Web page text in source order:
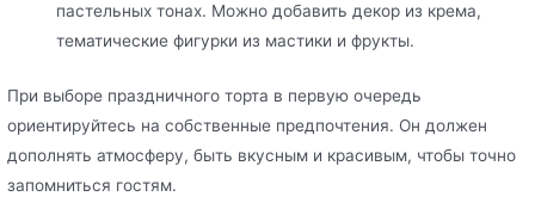
пастельных тонах. Можно добавить декор из крема,
тематические фигурки из мастики и фрукты.
При выборе праздничного торта в первую очередь
ориентируйтесь на собственные предпочтения. Он должен
дополнять атмосферу, быть вкусным и красивым, чтобы точно
запомниться гостям.